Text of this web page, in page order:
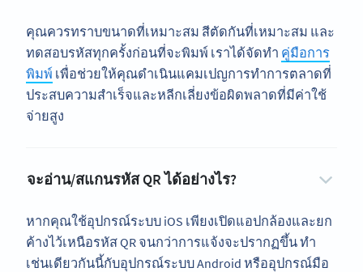
คุณควรทราบขนาดที่เหมาะสม สีตัดกันที่เหมาะสม และ
ทดสอบรหัสทุกครั้งก่อนที่จะพิมพ์ เราได้จัดทำ คู่มือการ
พิมพ์ เพื่อช่วยให้คุณดำเนินแคมเปญการทำการตลาดที่
ประสบความสำเร็จและหลีกเลี่ยงข้อผิดพลาดที่มีค่าใช้
จ่ายสูง
จะอ่าน/สแกนรหัส QR ได้อย่างไร?
หากคุณใช้อุปกรณ์ระบบ iOS เพียงเปิดแอปกล้องและยก
ค้างไว้เหนือรหัส QR จนกว่าการแจ้งจะปรากฏขึ้น ทำ
เช่นเดียวกันนี้กับอุปกรณ์ระบบ Android หรืออุปกรณ์มือ